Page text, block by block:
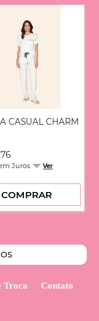
CASUAL CHARM
Juros Ver
COMPRAR
Troca Contato